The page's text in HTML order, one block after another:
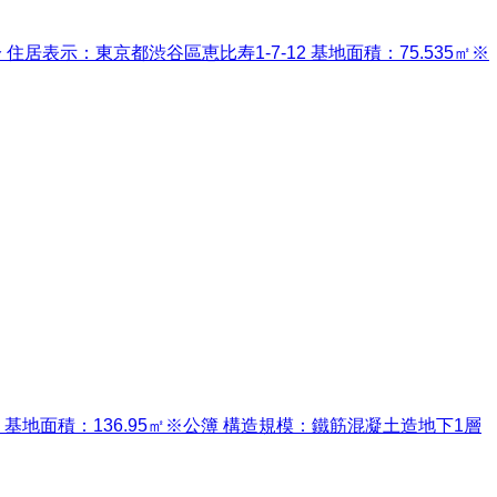
居表示：東京都渋谷區恵比寿1-7-12 基地面積：75.535㎡※
地面積：136.95㎡※公簿 構造規模：鐵筋混凝土造地下1層